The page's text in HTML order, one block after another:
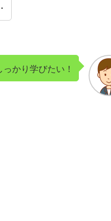
かり学びたい！